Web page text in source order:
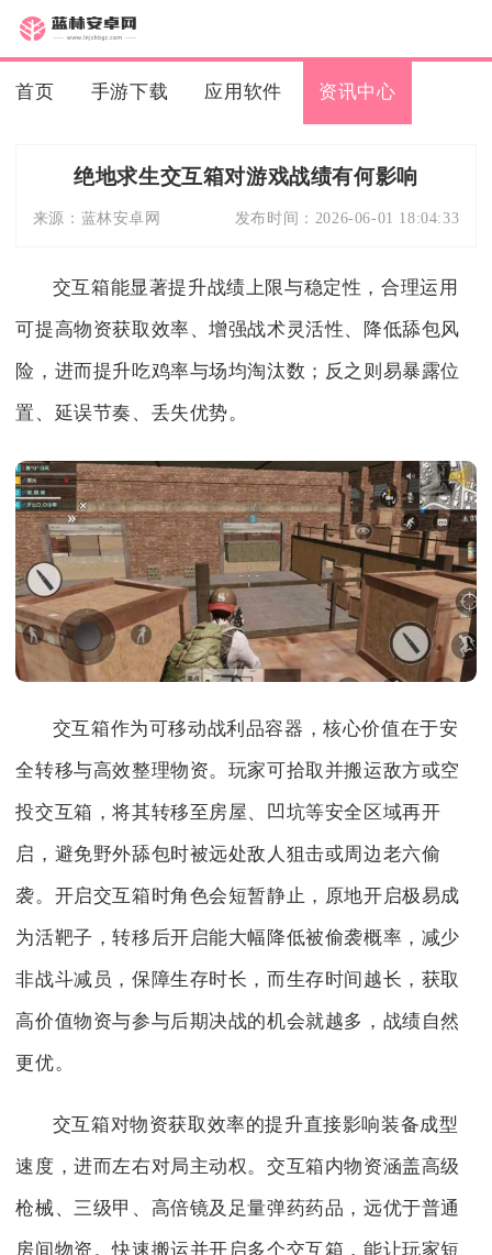
首页 手游下载 应用软件 资讯中心
绝地求生交互箱对游戏战绩有何影响
来源： 蓝林安卓网 发布时间： 2026-06-01 18:04:33
交互箱能显著提升战绩上限与稳定性，合理运用
可提高物资获取效率、增强战术灵活性、降低舔包风
险，进而提升吃鸡率与场均淘汰数；反之则易暴露位
置、延误节奏、丢失优势。
交互箱作为可移动战利品容器，核心价值在于安
全转移与高效整理物资。玩家可拾取并搬运敌方或空
投交互箱，将其转移至房屋、凹坑等安全区域再开
启，避免野外舔包时被远处敌人狙击或周边老六偷
袭。开启交互箱时角色会短暂静止，原地开启极易成
为活靶子，转移后开启能大幅降低被偷袭概率，减少
非战斗减员，保障生存时长，而生存时间越长，获取
高价值物资与参与后期决战的机会就越多，战绩自然
更优。
交互箱对物资获取效率的提升直接影响装备成型
速度，进而左右对局主动权。交互箱内物资涵盖高级
枪械、三级甲、高倍镜及足量弹药药品，远优于普通
房间物资。快速搬运并开启多个交互箱，能让玩家短